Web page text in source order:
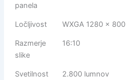
panela
Ločljivost WXGA 1280 x 800
Razmerje
slike
16:10
Svetilnost 2.800 lumnov